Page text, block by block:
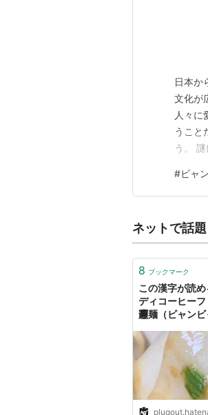
日本か
文化が
人々に
うこと
う。
この漢
字」と
#ビャ
ネットで話題
8 ブックマーク
この漢字が読
ディコーヒー
𰻞麺（ビャンビ
デジタルコーヒ